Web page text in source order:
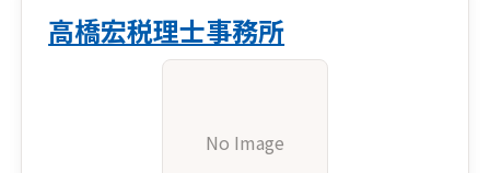
高橋宏税理士事務所
No Image